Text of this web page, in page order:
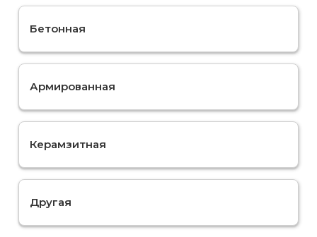
Бетонная
Армированная
Керамзитная
Другая